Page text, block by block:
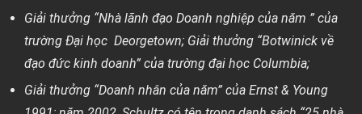
Giải thưởng “Nhà lãnh đạo Doanh nghiệp của năm ” của
trường Đại học Deorgetown; Giải thưởng “Botwinick về
đạo đức kinh doanh” của trường đại học Columbia;
Giải thưởng “Doanh nhân của năm” của Ernst & Young